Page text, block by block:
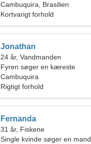
Cambuquira, Brasilien
Kortvarigt forhold
Jonathan
24 år, Vandmanden
Fyren søger en kæreste
Cambuquira
Rigtigt forhold
Fernanda
31 år, Fiskene
Single kvinde søger en mand